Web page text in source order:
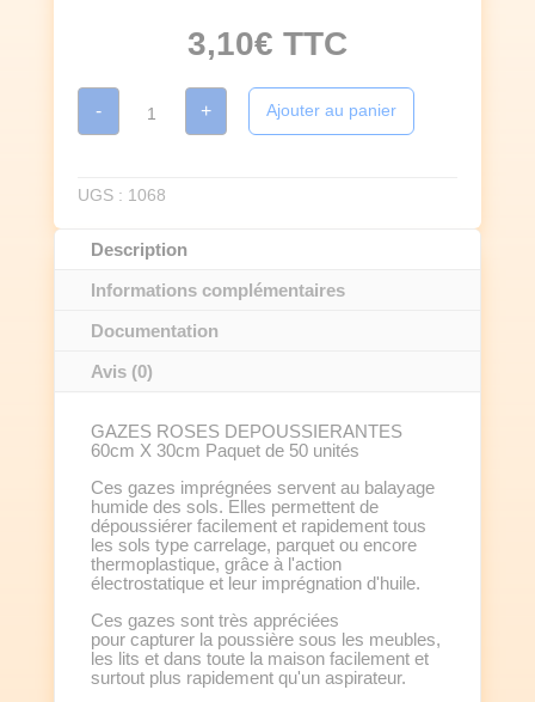
3,10€ TTC
-
60cm
X
Paquet
de
unités
+ Ajouter au panier
UGS : 1068
Description
Informations complémentaires
Documentation
Avis (0)
GAZES ROSES DEPOUSSIERANTES
60cm X 30cm Paquet de 50 unités
Ces gazes imprégnées servent au balayage
humide des sols. Elles permettent de
dépoussiérer facilement et rapidement tous
les sols type carrelage, parquet ou encore
thermoplastique, grâce à l'action
électrostatique et leur imprégnation d'huile.
Ces gazes sont très appréciées
pour capturer la poussière sous les meubles,
les lits et dans toute la maison facilement et
surtout plus rapidement qu'un aspirateur.